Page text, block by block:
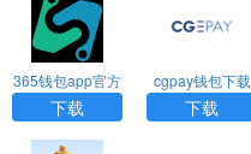
365钱包app官方
正版下载
下载
cgpay钱包下载
地址官方
下载